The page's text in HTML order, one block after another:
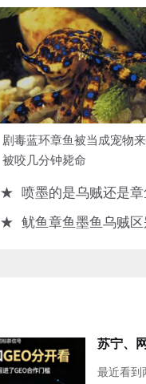
剧毒蓝环章鱼被当成宠物
被咬几分钟毙命
★ 喷墨的是乌贼还是章
★ 鱿鱼章鱼墨鱼乌贼区
最近看